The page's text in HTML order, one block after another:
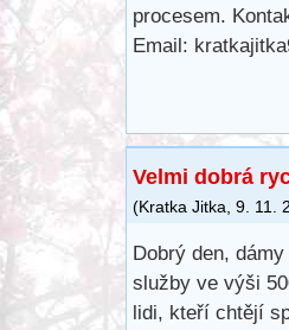
procesem.
Email:
Velmi dobrá
(Kratka Jitka, 9. 11.
Dobrý den,
služby ve výši
lidi, kteří chtějí